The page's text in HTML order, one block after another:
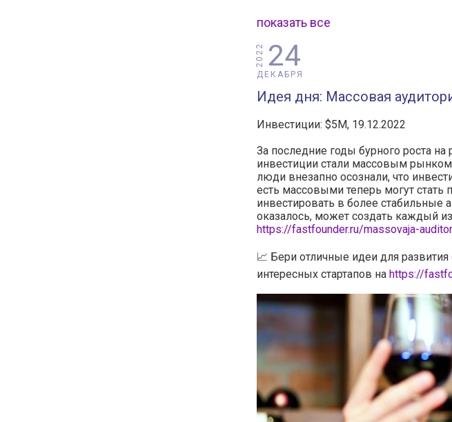
показать все
24
ДЕКАБРЯ
2022
Идея дня: Массовая
Инвестиции: $5M, 19.12.2022
За последние годы бурного роста
инвестиции стали массовым
люди внезапно осознали, что
есть массовыми теперь могут
инвестировать в более стабильные
оказалось, может создать каждый
https://fastfounder.ru/massovaja-
📈 Бери отличные идеи для
интересных стартапов на https://